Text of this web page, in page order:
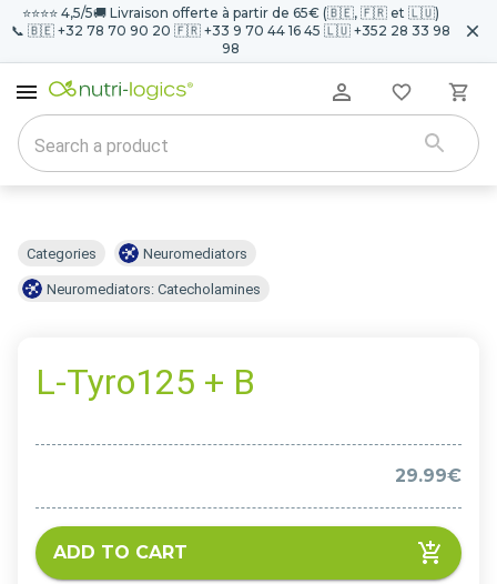
⭐️⭐️⭐️⭐️ 4,5/5🚚 Livraison offerte à partir de 65€ (🇧🇪, 🇫🇷 et 🇱🇺)
📞 🇧🇪 +32 78 70 90 20 🇫🇷 +33 9 70 44 16 45 🇱🇺 +352 28 33 98
98
Categories Neuromediators
Neuromediators: Catecholamines
L-Tyro125 + B
29.99€
ADD TO CART